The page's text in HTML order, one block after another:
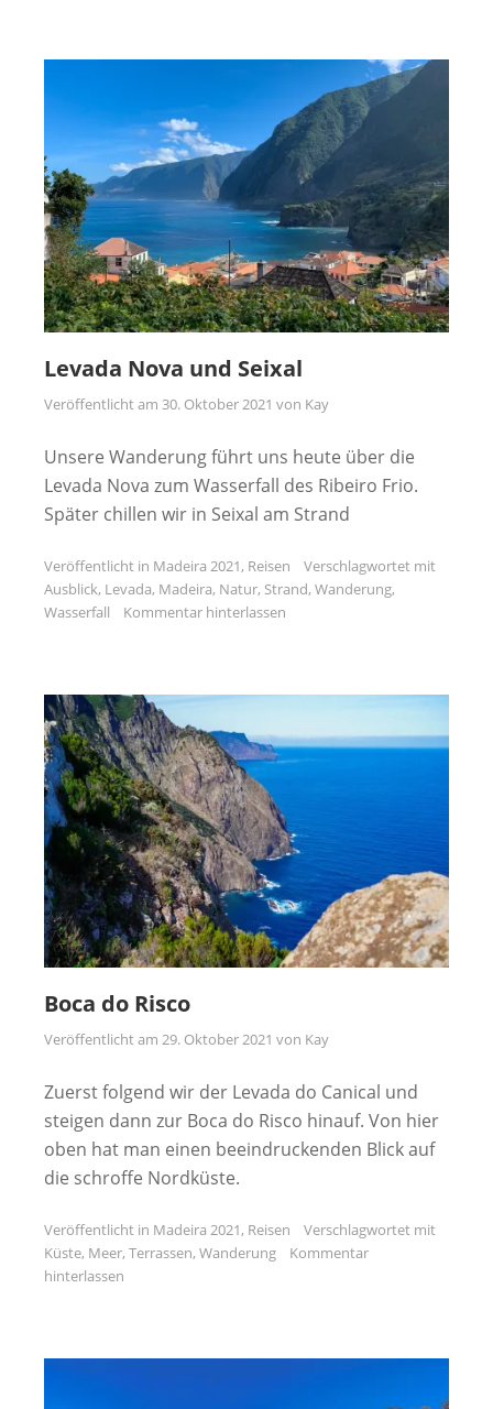
Levada Nova und Seixal
Veröffentlicht am 30. Oktober 2021 von Kay
Unsere Wanderung führt uns heute über die
Levada Nova zum Wasserfall des Ribeiro Frio.
Später chillen wir in Seixal am Strand
Veröffentlicht in Madeira 2021, Reisen
Verschlagwortet mit
Ausblick, Levada, Madeira, Natur, Strand, Wanderung,
Wasserfall
Kommentar hinterlassen
Boca do Risco
Veröffentlicht am 29. Oktober 2021 von Kay
Zuerst folgend wir der Levada do Canical und
steigen dann zur Boca do Risco hinauf. Von hier
oben hat man einen beeindruckenden Blick auf
die schroffe Nordküste.
Veröffentlicht in Madeira 2021, Reisen
Verschlagwortet mit
Küste, Meer, Terrassen, Wanderung
Kommentar
hinterlassen